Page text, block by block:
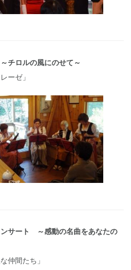
チロルの風にのせて～
ーゼ」
サート ～感動の名曲をあなたの
仲間たち」